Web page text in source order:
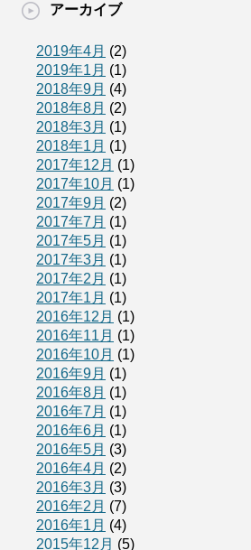
アーカイブ
2019年4月 (2)
2019年1月 (1)
2018年9月 (4)
2018年8月 (2)
2018年3月 (1)
2018年1月 (1)
2017年12月 (1)
2017年10月 (1)
2017年9月 (2)
2017年7月 (1)
2017年5月 (1)
2017年3月 (1)
2017年2月 (1)
2017年1月 (1)
2016年12月 (1)
2016年11月 (1)
2016年10月 (1)
2016年9月 (1)
2016年8月 (1)
2016年7月 (1)
2016年6月 (1)
2016年5月 (3)
2016年4月 (2)
2016年3月 (3)
2016年2月 (7)
2016年1月 (4)
2015年12月 (5)